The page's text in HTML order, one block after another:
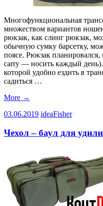
Многофункциональная
множеством вариантов
рюкзак, как слинг рюкзак,
обычную сумку барсетку,
поясе. Рюкзак
carry — носить каждый
которой удобно ездить в
садиться …
More →
03.06.2019 ideaFisher
Чехол – баул для